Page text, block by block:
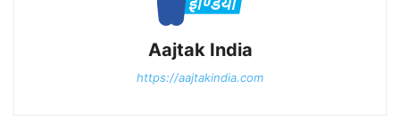
Aajtak India
https://aajtakindia.com